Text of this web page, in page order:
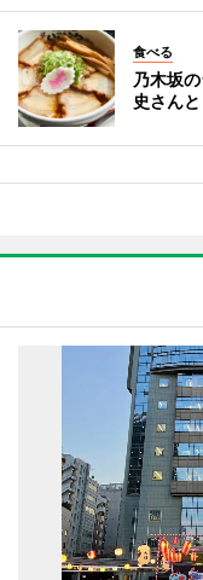
食べる
乃木坂
史さん